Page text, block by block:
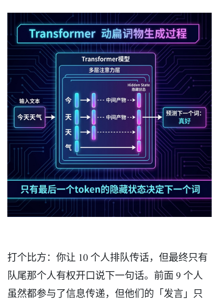
打个比方：你让 10 个人排队传话，但最终只有
队尾那个人有权开口说下一句话。前面 9 个人
虽然都参与了信息传递，但他们的「发言」只